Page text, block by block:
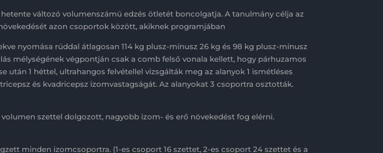
változó volumenszámú edzés ötletét boncolgatja. A tanulmány célja az
azon csoportok között, akiknek programjában
nyomása rúddal átlagosan 114 kg plusz-mínusz 26 kg és 98 kg plusz-mínusz
mélységének végpontján csak a comb felső vonala kellett, hogy párhuzamos
után 1 héttel, ultrahangos felvétellel vizsgálták meg az alanyok 1 ismétléses
és kvadricepsz izomvastagságát. Az alanyokat 3 csoportra osztották.
szettel dolgozott, nagyobb izom- és erő növekedést fog elérni.
minden izomcsoportra. (1-es csoport 16 szettet, 2-es csoport 24 szettet és a